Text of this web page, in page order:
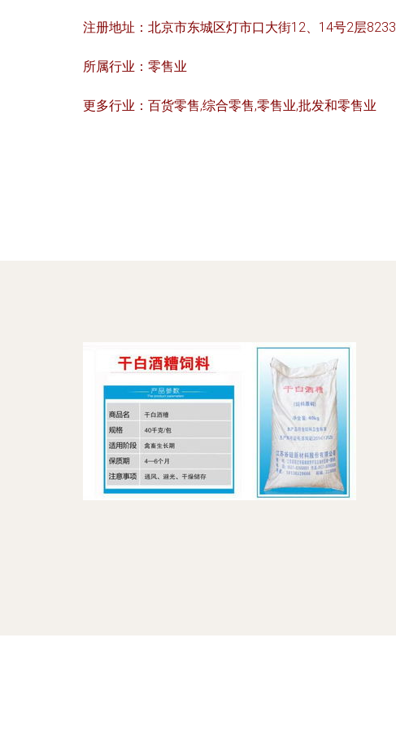
注册地址： 北京市东城区灯市口大街12、14号2层8233
所属行业： 零售业
更多行业： 百货零售,综合零售,零售业,批发和零售业